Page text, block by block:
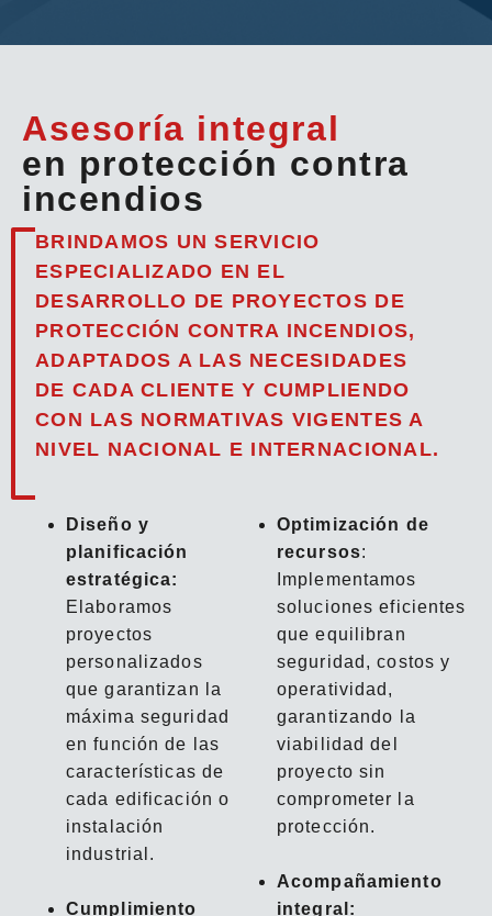
Asesoría integral
en protección contra
incendios
BRINDAMOS UN SERVICIO
ESPECIALIZADO EN EL
DESARROLLO DE PROYECTOS DE
PROTECCIÓN CONTRA INCENDIOS,
ADAPTADOS A LAS NECESIDADES
DE CADA CLIENTE Y CUMPLIENDO
CON LAS NORMATIVAS VIGENTES A
NIVEL NACIONAL E INTERNACIONAL.
Diseño y
planificación
estratégica:
Elaboramos
proyectos
personalizados
que garantizan la
máxima seguridad
en función de las
características de
cada edificación o
instalación
industrial.
Cumplimiento
Optimización de
recursos:
Implementamos
soluciones eficientes
que equilibran
seguridad, costos y
operatividad,
garantizando la
viabilidad del
proyecto sin
comprometer la
protección.
Acompañamiento
integral: